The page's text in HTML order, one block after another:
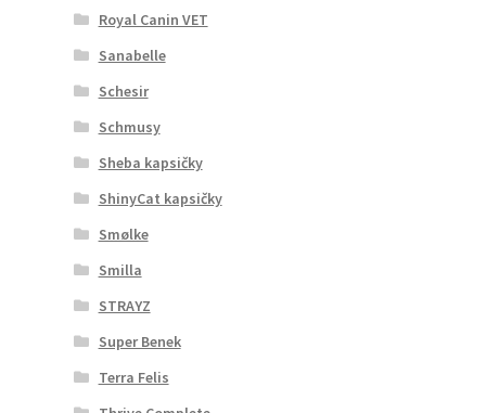
Royal Canin VET
Sanabelle
Schesir
Schmusy
Sheba kapsičky
ShinyCat kapsičky
Smølke
Smilla
STRAYZ
Super Benek
Terra Felis